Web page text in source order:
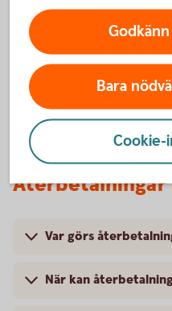
Välj Notiser//
Återbetalningar
Var görs
När kan
Bara
Cookie-